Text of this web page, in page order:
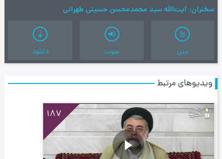
سخنران آیت‌اللَه سید محمدمحسن حسینی طهرانی
متن صوت دانلود
ویدیوهای مرتبط
187